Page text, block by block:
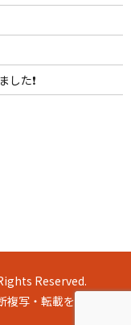
た❗
Reserved.
写・転載を禁じま